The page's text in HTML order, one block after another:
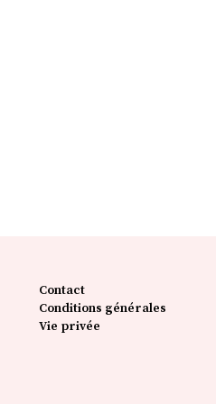
Contact
Conditions générales
Vie privée